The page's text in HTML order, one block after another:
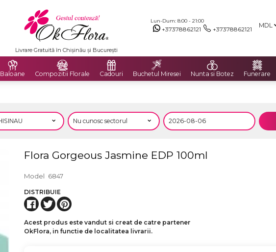
Lun-Dum: 8:00 - 21:00
+37378862121 +37378862121 MDL
Livrare Gratuită în Chișinău și București
Baloane Compozitii Florale Cadouri Buchetul Miresei Nunta si Botez Funerare
Flora Gorgeous Jasmine EDP 100ml
Model 6847
DISTRIBUIE
Acest produs este vandut si creat de catre partener
OkFlora, in functie de localitatea livrarii.